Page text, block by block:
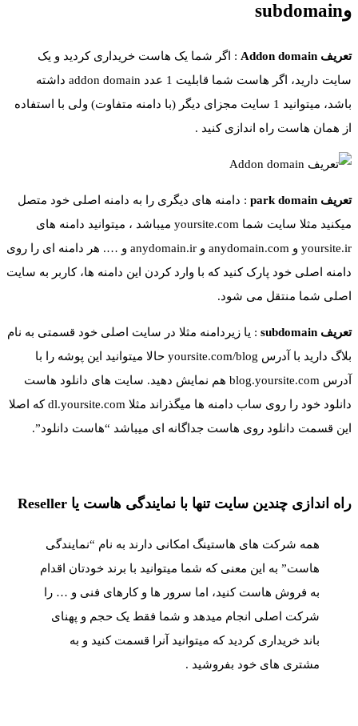
وsubdomain
تعریف Addon domain
: اگر شما یک هاست خریداری کردید و یک
سایت دارید، اگر هاست شما قابلیت 1 عدد addon domain داشته
باشد، میتوانید 1 سایت مجزای دیگر (با دامنه متفاوت) ولی با استفاده
از همان هاست راه اندازی کنید .
تعریف park domain
: دامنه های دیگری را به دامنه اصلی خود متصل
میکنید مثلا سایت شما yoursite.com میباشد ، میتوانید دامنه های
yoursite.ir و anydomain.com و anydomain.ir و …. هر دامنه ای را روی
دامنه اصلی خود پارک کنید که با وارد کردن این دامنه ها، کاربر به سایت
اصلی شما منتقل می شود.
تعریف subdomain
: یا زیردامنه مثلا در سایت اصلی خود قسمتی به نام
بلاگ دارید با آدرس yoursite.com/blog حالا میتوانید این پوشه را با
آدرس blog.yoursite.com هم نمایش دهید. سایت های دانلود هاست
دانلود خود را روی ساب دامنه ها میگذراند مثلا dl.yoursite.com که اصلا
این قسمت دانلود روی هاست جداگانه ای میباشد “هاست دانلود”.
راه اندازی چندین سایت تنها با نمایندگی هاست یا Reseller
همه شرکت های هاستینگ امکانی دارند به نام “نمایندگی
هاست” به این معنی که شما میتوانید با برند خودتان اقدام
به فروش هاست کنید، اما سرور ها و کارهای فنی و … را
شرکت اصلی انجام میدهد و شما فقط یک حجم و پهنای
باند خریداری کردید که میتوانید آنرا قسمت کنید و به
مشتری های خود بفروشید .